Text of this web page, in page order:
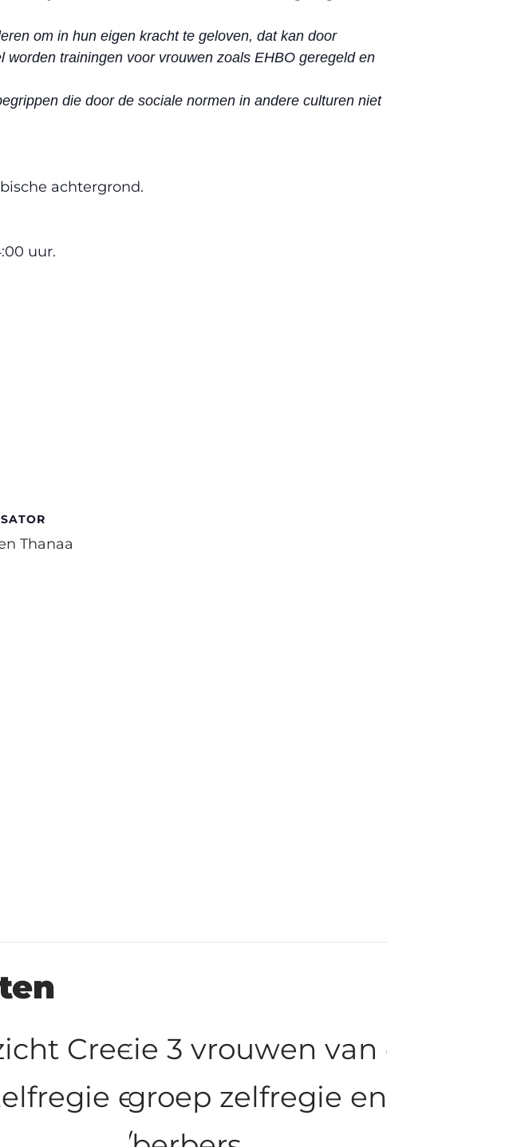
om in hun eigen kracht te geloven, dat kan door
trainingen voor vrouwen zoals EHBO geregeld en
die door de sociale normen in andere culturen niet
achtergrond.
uur.
Thanaa